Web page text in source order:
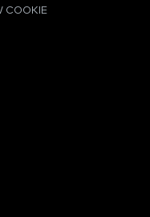
COOKIE